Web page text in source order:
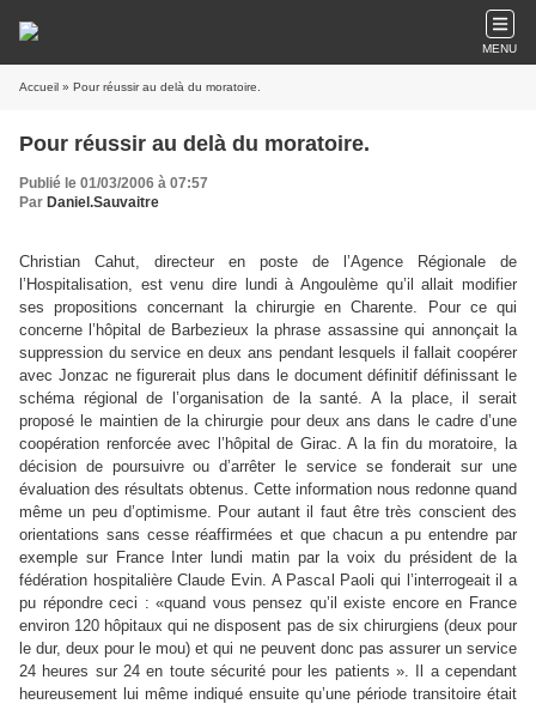
MENU
Accueil » Pour réussir au delà du moratoire.
Pour réussir au delà du moratoire.
Publié le 01/03/2006 à 07:57
Par Daniel.Sauvaitre
Christian Cahut, directeur en poste de l’Agence Régionale de
l’Hospitalisation, est venu dire lundi à Angoulème qu’il allait modifier
ses propositions concernant la chirurgie en Charente. Pour ce qui
concerne l’hôpital de Barbezieux la phrase assassine qui annonçait la
suppression du service en deux ans pendant lesquels il fallait coopérer
avec Jonzac ne figurerait plus dans le document définitif définissant le
schéma régional de l’organisation de la santé. A la place, il serait
proposé le maintien de la chirurgie pour deux ans dans le cadre d’une
coopération renforcée avec l’hôpital de Girac. A la fin du moratoire, la
décision de poursuivre ou d’arrêter le service se fonderait sur une
évaluation des résultats obtenus. Cette information nous redonne quand
même un peu d’optimisme. Pour autant il faut être très conscient des
orientations sans cesse réaffirmées et que chacun a pu entendre par
exemple sur France Inter lundi matin par la voix du président de la
fédération hospitalière Claude Evin. A Pascal Paoli qui l’interrogeait il a
pu répondre ceci : «quand vous pensez qu’il existe encore en France
environ 120 hôpitaux qui ne disposent pas de six chirurgiens (deux pour
le dur, deux pour le mou) et qui ne peuvent donc pas assurer un service
24 heures sur 24 en toute sécurité pour les patients ». Il a cependant
heureusement lui même indiqué ensuite qu’une période transitoire était